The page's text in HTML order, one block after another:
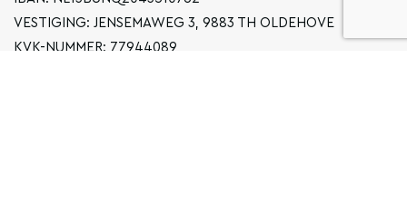
VESTIGING: JENSEMAWEG 3, 9883 TH OLDEHOVE
KVK-NUMMER: 77944089